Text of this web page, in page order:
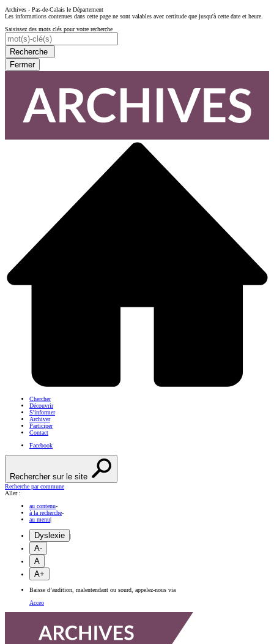
Archives - Pas-de-Calais le Département
Les informations contenues dans cette page ne sont valables avec certitude que jusqu'à cette date et heure.
Saisissez des mots clés pour votre recherche
Recherche
Fermer
Chercher
Découvrir
S'informer
Archiver
Participer
Contact
Facebook
Rechercher sur le site
Recherche par commune
Aller :
au contenu-
à la recherche-
au menu|
Dyslexie |
A-
A
A+
Baisse d’audition, malentendant ou sourd, appelez-nous via
Acceo